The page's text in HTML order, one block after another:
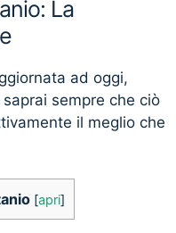
La
ad oggi,
sempre che ciò
il meglio che
[apri]